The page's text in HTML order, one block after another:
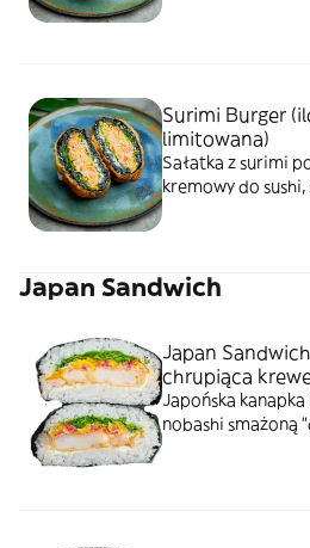
Surimi Burger
limitowana)
Sałatka z surimi
kremowy do sushi,
Japan Sandwich
Japan Sandwich
chrupiąca
Japońska
nobashi smażoną